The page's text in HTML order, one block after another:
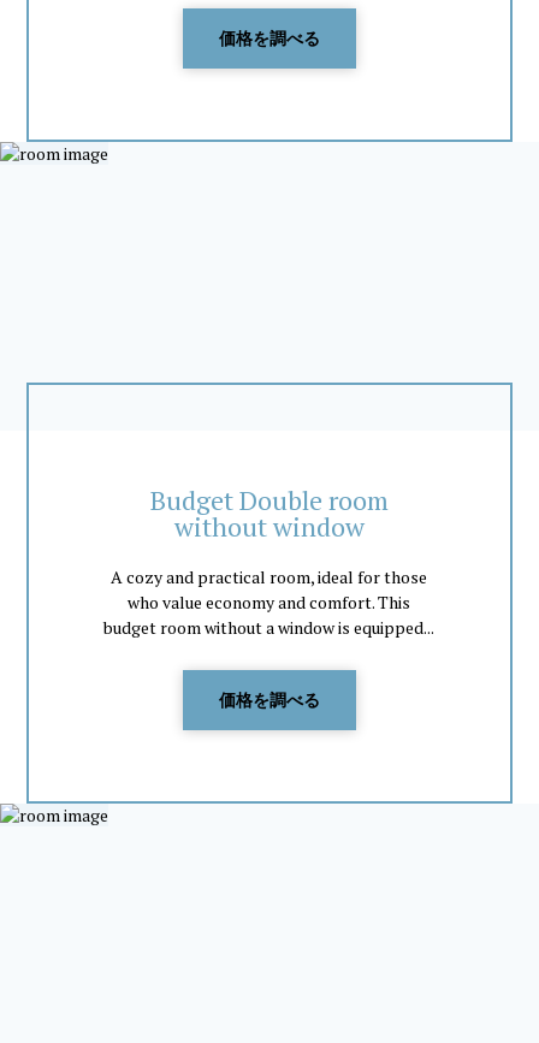
価格を調べる
Budget Double room
without window
A cozy and practical room, ideal for those
who value economy and comfort. This
budget room without a window is equipped...
価格を調べる